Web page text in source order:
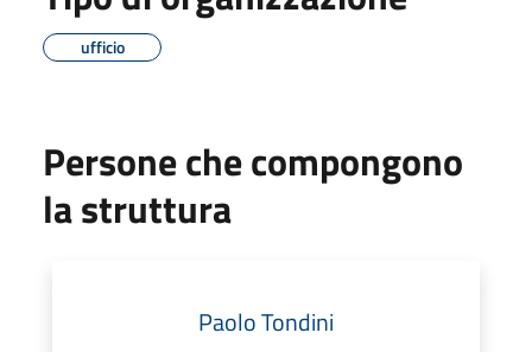
ufficio
Persone che compongono
la struttura
Paolo Tondini